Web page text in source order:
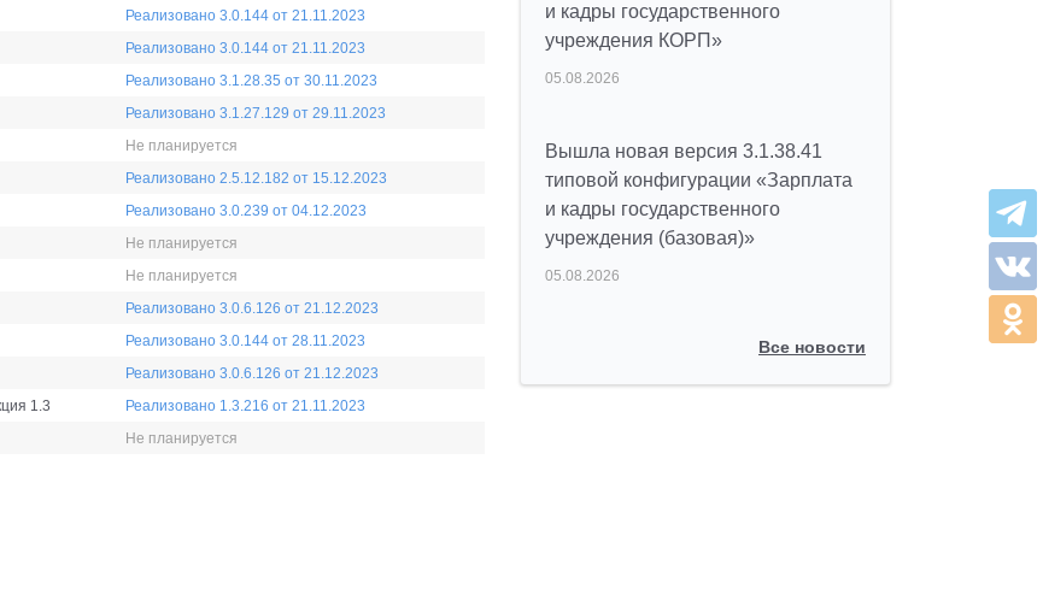
Реализовано 3.0.144 от 21.11.2023
Реализовано 3.0.144 от 21.11.2023
Реализовано 3.1.28.35 от 30.11.2023
Реализовано 3.1.27.129 от 29.11.2023
Не планируется
Реализовано 2.5.12.182 от 15.12.2023
Реализовано 3.0.239 от 04.12.2023
Не планируется
Не планируется
Реализовано 3.0.6.126 от 21.12.2023
Реализовано 3.0.144 от 28.11.2023
Реализовано 3.0.6.126 от 21.12.2023
1.3
Реализовано 1.3.216 от 21.11.2023
Не планируется
и кадры государственного
учреждения КОРП»
05.08.2026
Вышла новая версия 3.1.38.41
типовой конфигурации «Зарплата
и кадры государственного
учреждения (базовая)»
05.08.2026
Все новости